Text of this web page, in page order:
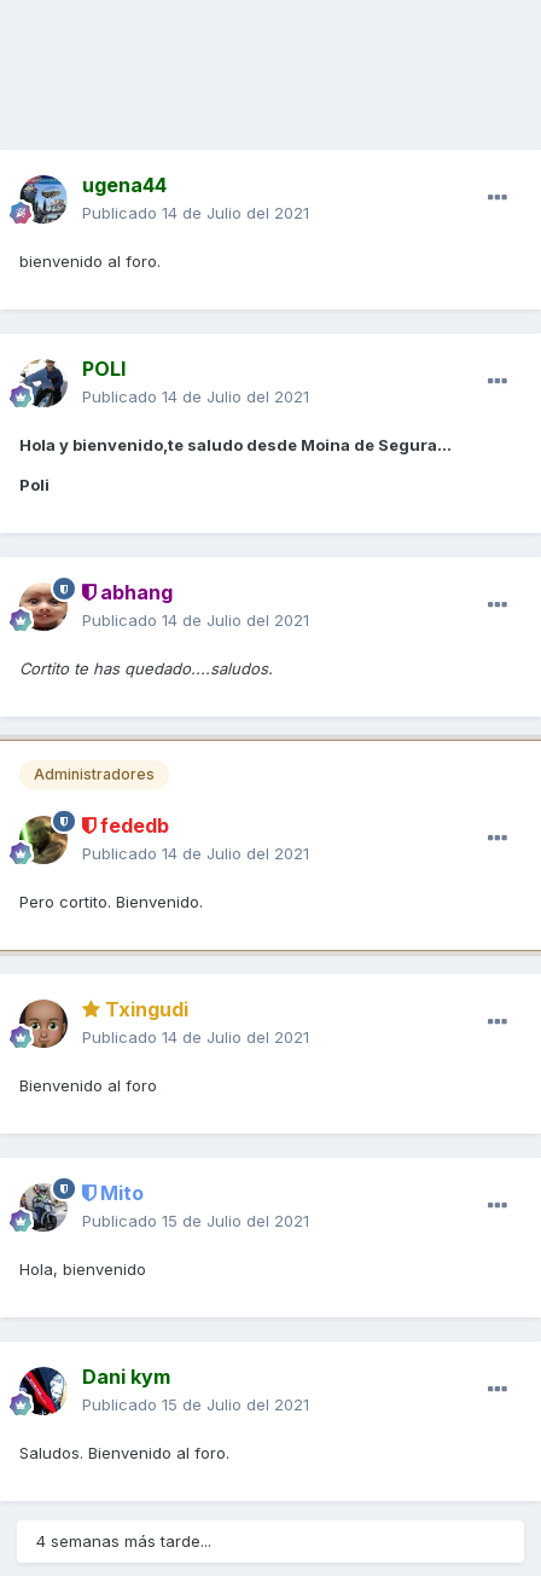
ugena44
Publicado 14 de Julio del 2021
bienvenido al foro.
POLI
Publicado 14 de Julio del 2021
Hola y bienvenido,te saludo desde Moina de Segura...
Poli
abhang
Publicado 14 de Julio del 2021
Cortito te has quedado....saludos.
Administradores
fededb
Publicado 14 de Julio del 2021
Pero cortito. Bienvenido.
Txingudi
Publicado 14 de Julio del 2021
Bienvenido al foro
Mito
Publicado 15 de Julio del 2021
Hola, bienvenido
Dani kym
Publicado 15 de Julio del 2021
Saludos. Bienvenido al foro.
4 semanas más tarde...